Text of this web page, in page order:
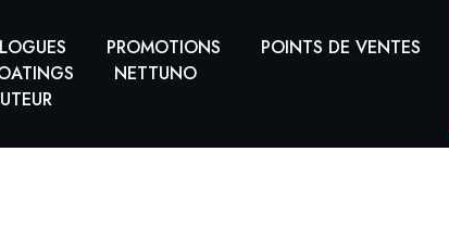
PROMOTIONS
POINTS DE VENTES
NETTUNO